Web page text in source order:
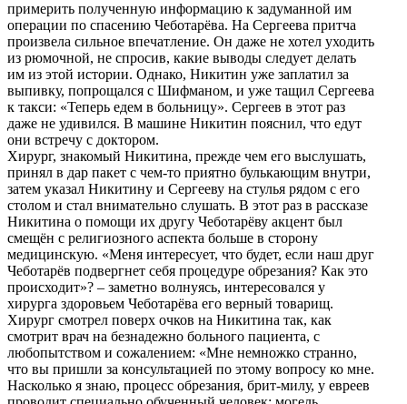
примерить полученную информацию к задуманной им
операции по спасению Чеботарёва. На Сергеева притча
произвела сильное впечатление. Он даже не хотел уходить
из рюмочной, не спросив, какие выводы следует делать
им из этой истории. Однако, Никитин уже заплатил за
выпивку, попрощался с Шифманом, и уже тащил Сергеева
к такси: «Теперь едем в больницу». Сергеев в этот раз
даже не удивился. В машине Никитин пояснил, что едут
они встречу с доктором.
Хирург, знакомый Никитина, прежде чем его выслушать,
принял в дар пакет с чем-то приятно булькающим внутри,
затем указал Никитину и Сергееву на стулья рядом с его
столом и стал внимательно слушать. В этот раз в рассказе
Никитина о помощи их другу Чеботарёву акцент был
смещён с религиозного аспекта больше в сторону
медицинскую. «Меня интересует, что будет, если наш друг
Чеботарёв подвергнет себя процедуре обрезания? Как это
происходит»? – заметно волнуясь, интересовался у
хирурга здоровьем Чеботарёва его верный товарищ.
Хирург смотрел поверх очков на Никитина так, как
смотрит врач на безнадежно больного пациента, с
любопытством и сожалением: «Мне немножко странно,
что вы пришли за консультацией по этому вопросу ко мне.
Насколько я знаю, процесс обрезания, брит-милу, у евреев